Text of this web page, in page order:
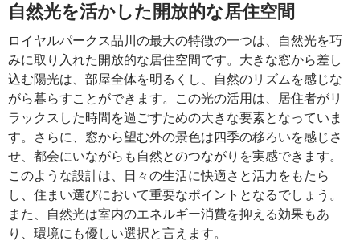
自然光を活かした開放的な居住空間
ロイヤルパークス品川の最大の特徴の一つは、自然光を巧
みに取り入れた開放的な居住空間です。大きな窓から差し
込む陽光は、部屋全体を明るくし、自然のリズムを感じな
がら暮らすことができます。この光の活用は、居住者がリ
ラックスした時間を過ごすための大きな要素となっていま
す。さらに、窓から望む外の景色は四季の移ろいを感じさ
せ、都会にいながらも自然とのつながりを実感できます。
このような設計は、日々の生活に快適さと活力をもたら
し、住まい選びにおいて重要なポイントとなるでしょう。
また、自然光は室内のエネルギー消費を抑える効果もあ
り、環境にも優しい選択と言えます。